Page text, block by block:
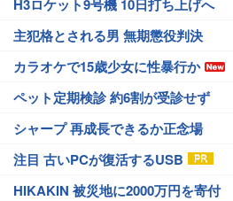
H3ロケット9号機 10日打ち上げへ
主犯格とされる男 無期懲役判決
カラオケで15歳少女に性暴行か
ペット定期検診 約6割が受診せず
シャープ 再成長できるか正念場
注目 古いPCが復活するUSB
HIKAKIN 被災地に2000万円を寄付